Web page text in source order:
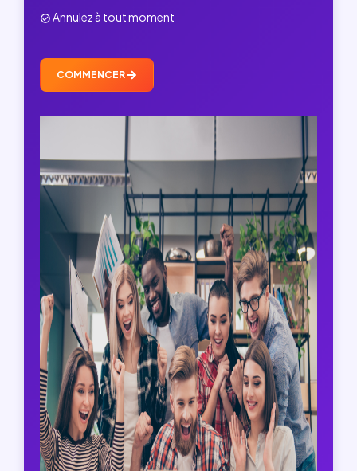
Annulez à tout moment
COMMENCER